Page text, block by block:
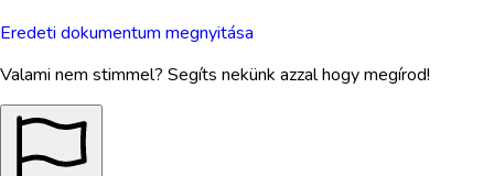
Eredeti dokumentum megnyitása
Valami nem stimmel? Segíts nekünk azzal hogy megírod!